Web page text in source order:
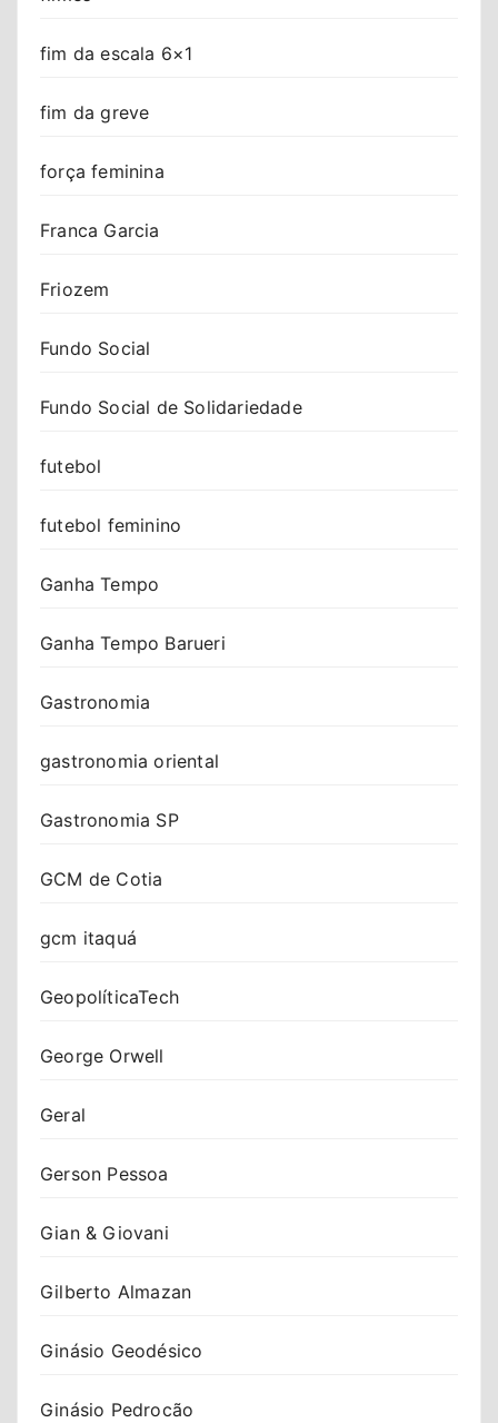
fim da escala 6×1
fim da greve
força feminina
Franca Garcia
Friozem
Fundo Social
Fundo Social de Solidariedade
futebol
futebol feminino
Ganha Tempo
Ganha Tempo Barueri
Gastronomia
gastronomia oriental
Gastronomia SP
GCM de Cotia
gcm itaquá
GeopolíticaTech
George Orwell
Geral
Gerson Pessoa
Gian & Giovani
Gilberto Almazan
Ginásio Geodésico
Ginásio Pedrocão